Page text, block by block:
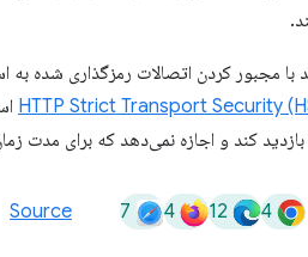
HTTP Strict Transport Security
4
12
4
7
Source